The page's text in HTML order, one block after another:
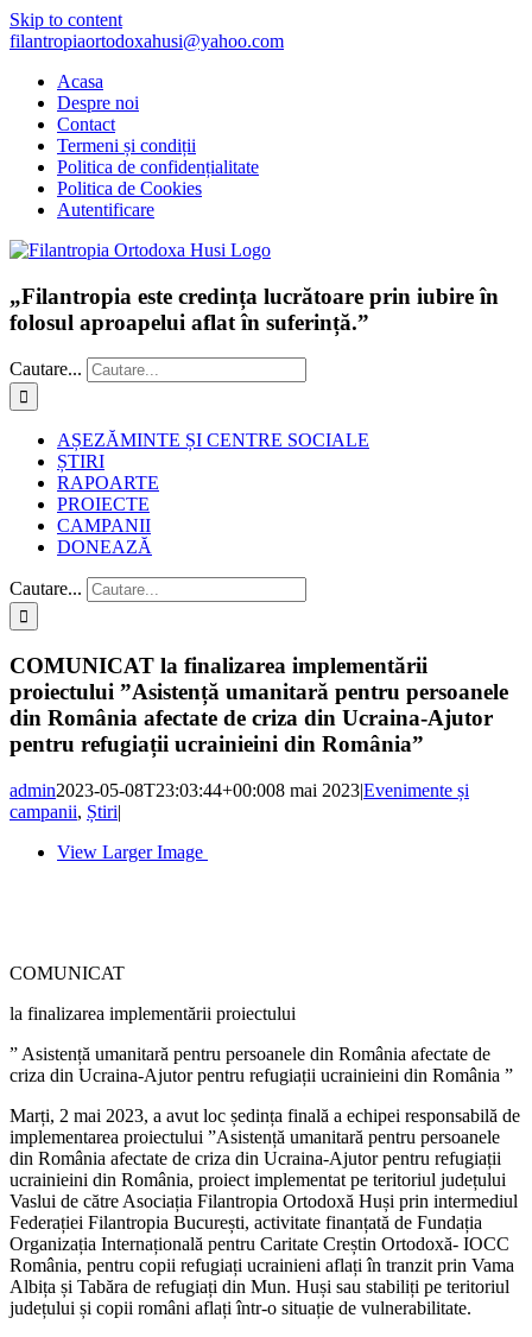
Skip to content
filantropiaortodoxahusi@yahoo.com
Acasa
Despre noi
Contact
Termeni și condiții
Politica de confidențialitate
Politica de Cookies
Autentificare
„Filantropia este credința lucrătoare prin iubire în
folosul aproapelui aflat în suferință.”
Cautare...
AȘEZĂMINTE ȘI CENTRE SOCIALE
ȘTIRI
RAPOARTE
PROIECTE
CAMPANII
DONEAZĂ
Cautare...
COMUNICAT la finalizarea implementării
proiectului ”Asistență umanitară pentru persoanele
din România afectate de criza din Ucraina-Ajutor
pentru refugiații ucrainieini din România”
admin2023-05-08T23:03:44+00:008 mai 2023|Evenimente și
campanii, Știri|
View Larger Image
COMUNICAT
la finalizarea implementării proiectului
” Asistență umanitară pentru persoanele din România afectate de
criza din Ucraina-Ajutor pentru refugiații ucrainieini din România ”
Marți, 2 mai 2023, a avut loc ședința finală a echipei responsabilă de
implementarea proiectului ”Asistență umanitară pentru persoanele
din România afectate de criza din Ucraina-Ajutor pentru refugiații
ucrainieini din România, proiect implementat pe teritoriul județului
Vaslui de către Asociația Filantropia Ortodoxă Huși prin intermediul
Federației Filantropia București, activitate finanțată de Fundația
Organizația Internațională pentru Caritate Creștin Ortodoxă- IOCC
România, pentru copii refugiați ucrainieni aflați în tranzit prin Vama
Albița și Tabăra de refugiați din Mun. Huși sau stabiliți pe teritoriul
județului și copii români aflați într-o situație de vulnerabilitate.